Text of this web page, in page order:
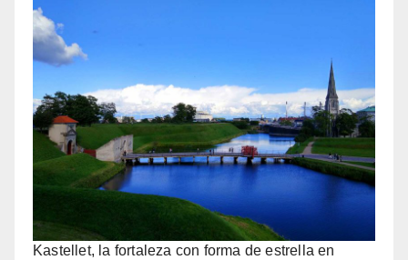
Kastellet, la fortaleza con forma de estrella en